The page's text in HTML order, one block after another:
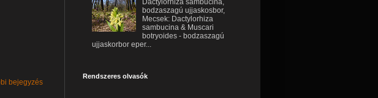
bejegyzés
Dactylorhiza sambucina,
bodzaszagú ujjaskosbor,
Mecsek: Dactylorhiza
sambucina & Muscari
botryoides - bodzaszagú
ujjaskorbor eper...
Rendszeres olvasók